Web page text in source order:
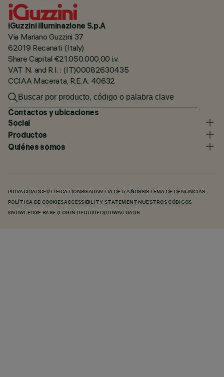
iGuzzini illuminazione S.p.A
Via Mariano Guzzini 37
62019 Recanati (Italy)
Share Capital €21.050.000,00 i.v.
VAT N. and R.I. : (IT)00082630435
CCIAA Macerata, R.E.A. 40632
Contactos y ubicaciones
Social
Productos
Quiénes somos
PRIVACIDADCERTIFICATIONSGARANTÍA DE 5 AÑOS SISTEMA DE DENUNCIAS
POLÍTICA DE COOKIESACCESSIBILITY STATEMENT NUESTROS CÓDIGOS
KNOWLEDGE BASE (LOGIN REQUIRED) DOWNLOADS